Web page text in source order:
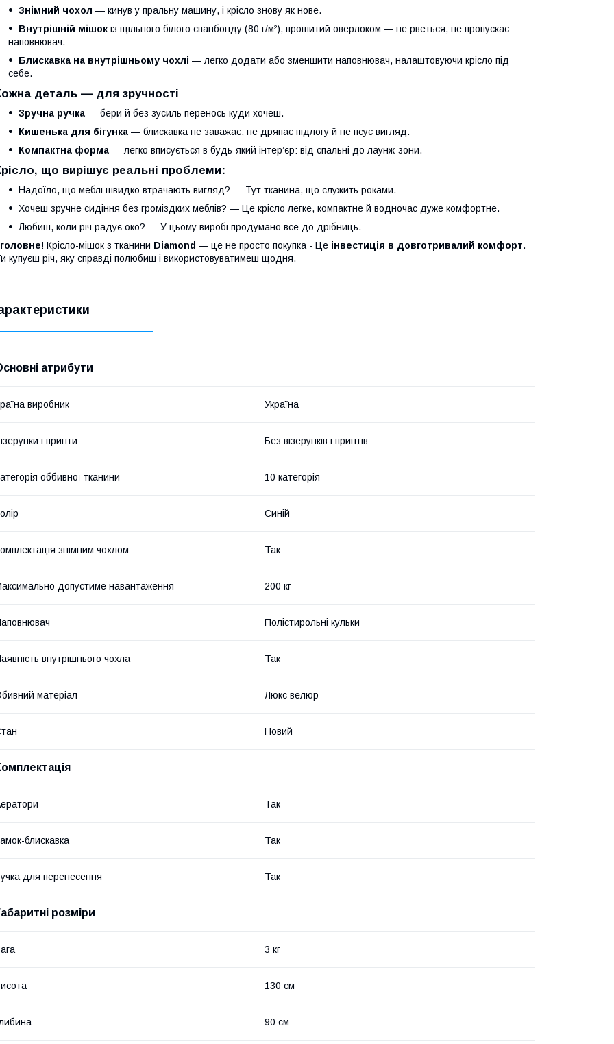
Знімний чохол — кинув у пральну машину, і крісло знову як нове.
Внутрішній мішок із щільного білого спанбонду (80 г/м²), прошитий оверлоком — не рветься, не пропускає
наповнювач.
Блискавка на внутрішньому чохлі — легко додати або зменшити наповнювач, налаштовуючи крісло під
себе.
деталь — для зручності
Зручна ручка — бери й без зусиль перенось куди хочеш.
Кишенька для бігунка — блискавка не заважає, не дряпає підлогу й не псує вигляд.
Компактна форма — легко вписується в будь-який інтер’єр: від спальні до лаунж-зони.
що вирішує реальні проблеми:
Надоїло, що меблі швидко втрачають вигляд? — Тут тканина, що служить роками.
Хочеш зручне сидіння без громіздких меблів? — Це крісло легке, компактне й водночас дуже комфортне.
Любиш, коли річ радує око? — У цьому виробі продумано все до дрібниць.
головне! Крісло-мішок з тканини Diamond — це не просто покупка - Це інвестиція в довготривалий комфорт.
купуєш річ, яку справді полюбиш і використовуватимеш щодня.
атрибути
виробник Україна
і принти Без візерунків і принтів
оббивної тканини 10 категорія
Синій
знімним чохлом Так
допустиме навантаження 200 кг
Полістирольні кульки
внутрішнього чохла Так
матеріал Люкс велюр
Новий
Так
блискавка Так
для перенесення Так
розміри
3 кг
130 см
90 см